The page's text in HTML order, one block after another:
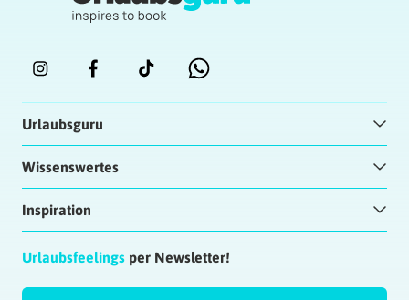
Urlaubsguru
Wissenswertes
Inspiration
Urlaubsfeelings per Newsletter!